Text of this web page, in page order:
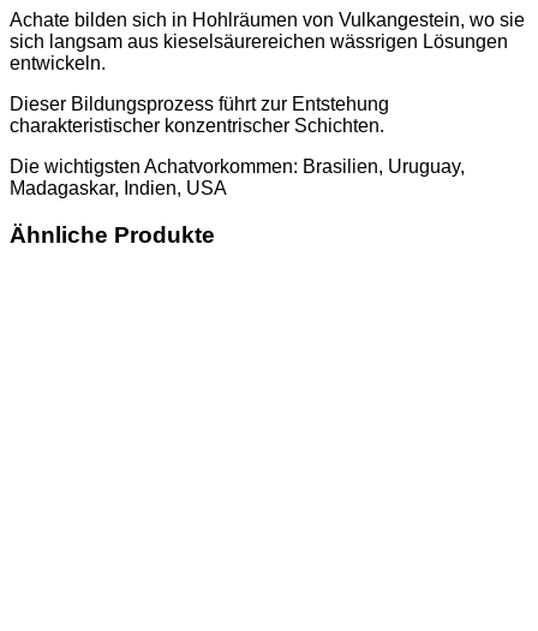
Achate bilden sich in Hohlräumen von Vulkangestein, wo sie
sich langsam aus kieselsäurereichen wässrigen Lösungen
entwickeln.
Dieser Bildungsprozess führt zur Entstehung
charakteristischer konzentrischer Schichten.
Die wichtigsten Achatvorkommen: Brasilien, Uruguay,
Madagaskar, Indien, USA
Ähnliche Produkte